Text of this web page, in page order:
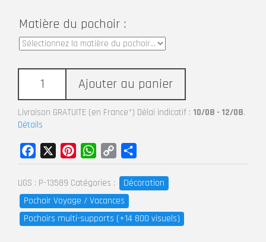
Matière du pochoir :
Ajouter au panier
Livraison GRATUITE (en France*) Délai indicatif : 10/08 - 12/08.
Détails
UGS : P-13589 Catégories :
Décoration
Pochoir Voyage / Vacances
Pochoirs multi-supports (+14 800 visuels)
Facebook PinterestWhatsApp
Copy
Link